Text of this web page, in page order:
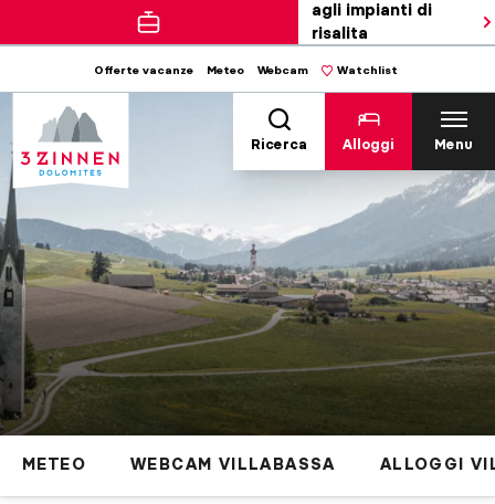
agli impianti di
risalita
Offerte vacanze Meteo Webcam Watchlist
Ricerca Alloggi Menu
METEO WEBCAM VILLABASSA ALLOGGI